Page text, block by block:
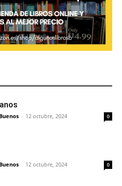
- 12 octubre, 2024 0
- 12 octubre, 2024 0